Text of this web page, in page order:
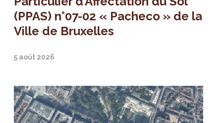
(PPAS) n°07-02 « Pacheco » de la
Ville de Bruxelles
5 août 2026